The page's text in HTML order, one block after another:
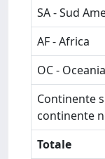
SA - Sud
AF - Africa
OC - Oceania
Continente
continente
Totale